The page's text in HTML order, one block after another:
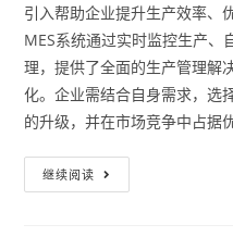
引入帮助企业提升生产效率、
MES系统通过实时监控生产、
理，提供了全面的生产管理解
化。企业需结合自身需求，选
的升级，并在市场竞争中占据优
继续阅读